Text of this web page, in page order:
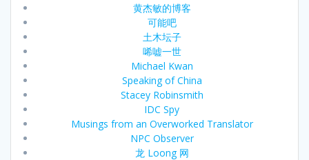
黄杰敏的博客
可能吧
土木坛子
唏嘘一世
Michael Kwan
Speaking of China
Stacey Robinsmith
IDC Spy
Musings from an Overworked Translator
NPC Observer
龙 Loong 网